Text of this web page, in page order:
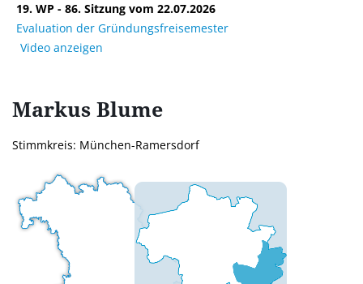
19. WP - 86. Sitzung vom 22.07.2026
Evaluation der Gründungsfreisemester
Video anzeigen
Markus Blume
Stimmkreis: München-Ramersdorf